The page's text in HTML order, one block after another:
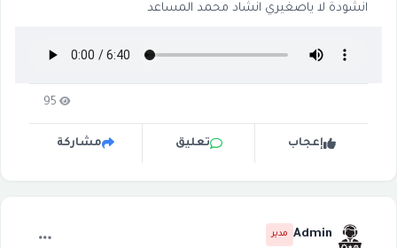
انشودة لا ياصغيري انشاد محمد المساعد
95
إعجاب تعليق مشاركة
Admin مدير